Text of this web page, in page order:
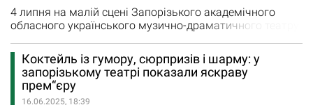
4 липня на малій сцені Запорізького академічного
обласного українського музично-драматичного театру
“Дар”. Вона проходила з аншлагом — квитки у залі на
37 місць розкупили дуже швидко. Це була перша
прем'єра, зіграна у камерній залі у 96 театральному
сезоні, який завершився 29 червня ще…
Коктейль із гумору, сюрпризів і шарму: у
запорізькому театрі показали яскраву
прем“єру
16.06.2025, 18:39